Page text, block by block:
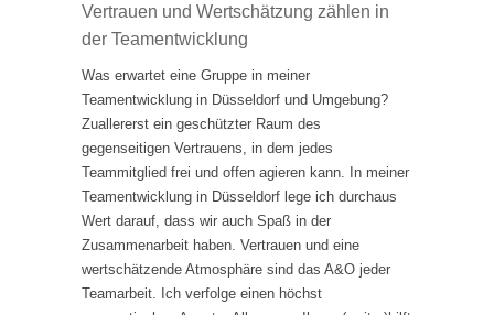
Vertrauen und Wertschätzung zählen in
der Teamentwicklung
Was erwartet eine Gruppe in meiner
Teamentwicklung in Düsseldorf und Umgebung?
Zuallererst ein geschützter Raum des
gegenseitigen Vertrauens, in dem jedes
Teammitglied frei und offen agieren kann. In meiner
Teamentwicklung in Düsseldorf lege ich durchaus
Wert darauf, dass wir auch Spaß in der
Zusammenarbeit haben. Vertrauen und eine
wertschätzende Atmosphäre sind das A&O jeder
Teamarbeit. Ich verfolge einen höchst